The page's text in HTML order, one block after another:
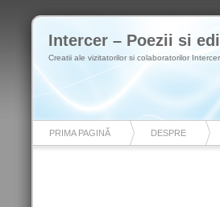
Intercer – Poezii si
Creatii ale vizitatorilor si colaboratorilor Intercer
PRIMA PAGINĂ DESPRE